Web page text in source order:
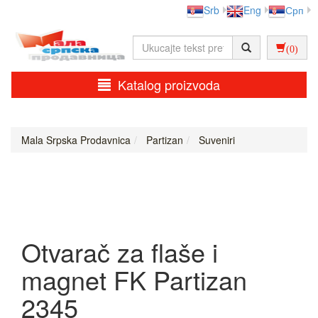
Srb Eng Срп
(0)
Katalog proizvoda
Mala Srpska Prodavnica Partizan Suveniri
Otvarač za flaše i
magnet FK Partizan
2345